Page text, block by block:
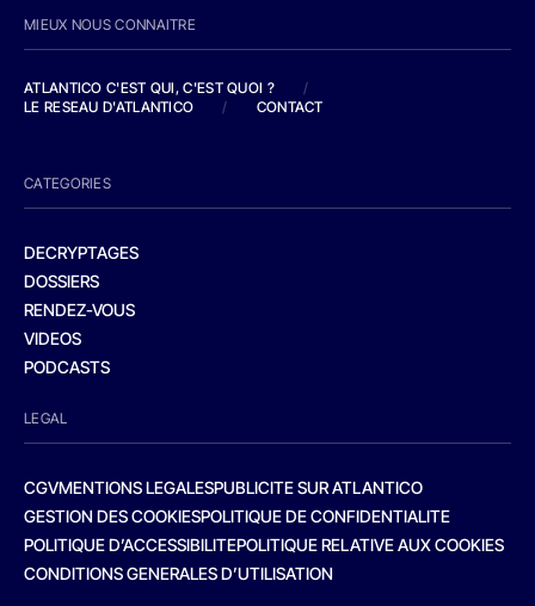
MIEUX NOUS CONNAITRE
ATLANTICO C'EST QUI, C'EST QUOI ?
/
LE RESEAU D'ATLANTICO
/ CONTACT
CATEGORIES
DECRYPTAGES
DOSSIERS
RENDEZ-VOUS
VIDEOS
PODCASTS
LEGAL
CGVMENTIONS LEGALESPUBLICITE SUR ATLANTICO
GESTION DES COOKIESPOLITIQUE DE CONFIDENTIALITE
POLITIQUE D’ACCESSIBILITEPOLITIQUE RELATIVE AUX COOKIES
CONDITIONS GENERALES D’UTILISATION